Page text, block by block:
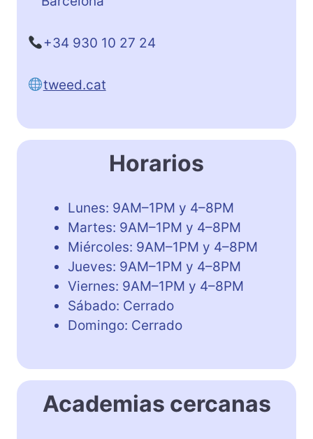
+34 930 10 27 24
tweed.cat
Horarios
Lunes: 9AM–1PM y 4–8PM
Martes: 9AM–1PM y 4–8PM
Miércoles: 9AM–1PM y 4–8PM
Jueves: 9AM–1PM y 4–8PM
Viernes: 9AM–1PM y 4–8PM
Sábado: Cerrado
Domingo: Cerrado
Academias cercanas